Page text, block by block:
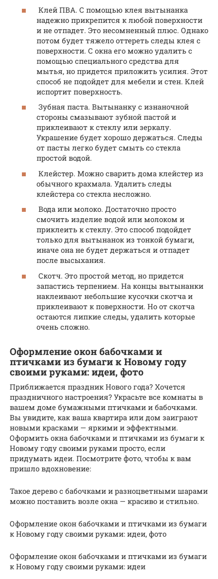
Клей ПВА. С помощью клея вытынанка
надежно прикрепится к любой поверхности
и не отпадет. Это несомненный плюс. Однако
потом будет тяжело оттереть следы клея с
поверхности. С окна его можно удалить с
помощью специального средства для
мытья, но придется приложить усилия. Этот
способ не подойдет для мебели и стен. Клей
испортит поверхность.
Зубная паста. Вытынанку с изнаночной
стороны смазывают зубной пастой и
приклеивают к стеклу или зеркалу.
Украшение будет хорошо держаться. Следы
от пасты легко будет смыть со стекла
простой водой.
Клейстер. Можно сварить дома клейстер из
обычного крахмала. Удалить следы
клейстера со стекла несложно.
Вода или молоко. Достаточно просто
смочить изделие водой или молоком и
приклеить к стеклу. Это способ подойдет
только для вытынанок из тонкой бумаги,
иначе она не будет держаться и отпадет
после высыхания.
Скотч. Это простой метод, но придется
запастись терпением. На концы вытынанки
наклеивают небольшие кусочки скотча и
приклеивают к поверхности. Но от скотча
остаются липкие следы, удалить которые
очень сложно.
Оформление окон бабочками и
птичками из бумаги к Новому году
своими руками: идеи, фото
Приближается праздник Нового года? Хочется
праздничного настроения? Украсьте все комнаты в
вашем доме бумажными птичками и бабочками.
Вы увидите, как ваша квартира или дом заиграют
новыми красками — яркими и эффектными.
Оформить окна бабочками и птичками из бумаги к
Новому году своими руками просто, если
придумать идеи. Посмотрите фото, чтобы к вам
пришло вдохновение:
Такое дерево с бабочками и разноцветными шарами
можно поставить возле окна — красиво и стильно.
Оформление окон бабочками и птичками из бумаги
к Новому году своими руками: идеи, фото
Оформление окон бабочками и птичками из бумаги
к Новому году своими руками: идеи